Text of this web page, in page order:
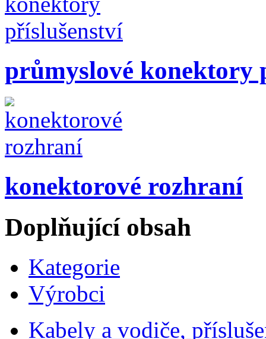
průmyslové konektory
konektorové rozhraní
Doplňující obsah
Kategorie
Výrobci
Kabely a vodiče,